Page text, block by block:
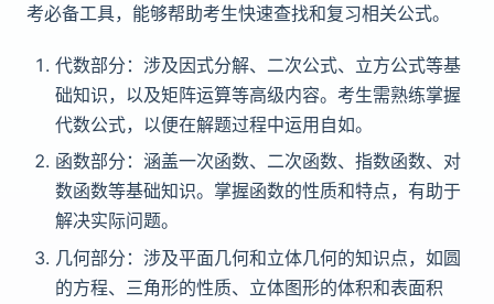
考必备工具，能够帮助考生快速查找和复习相关公式。
代数部分：涉及因式分解、二次公式、立方公式等基
础知识，以及矩阵运算等高级内容。考生需熟练掌握
代数公式，以便在解题过程中运用自如。
函数部分：涵盖一次函数、二次函数、指数函数、对
数函数等基础知识。掌握函数的性质和特点，有助于
解决实际问题。
几何部分：涉及平面几何和立体几何的知识点，如圆
的方程、三角形的性质、立体图形的体积和表面积